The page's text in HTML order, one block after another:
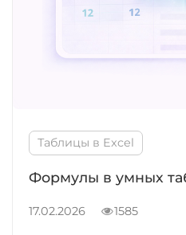
Таблицы в Excel
Формулы в умных
17.02.2026 1585